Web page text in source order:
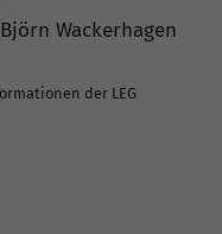
Wackerhagen
der LEG